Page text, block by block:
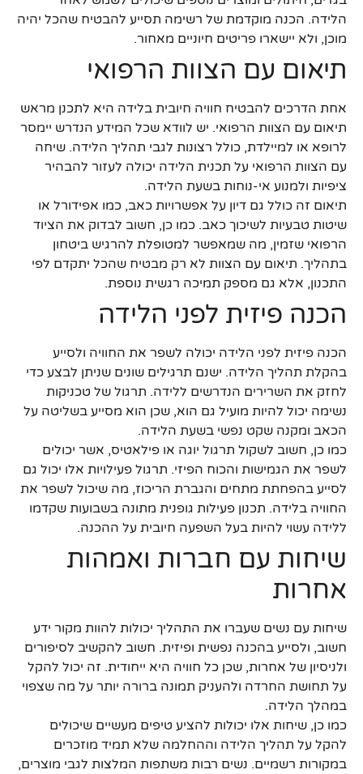
הלידה. הכנה מוקדמת של רשימה תסייע להבטיח שהכל יהיה
מוכן, ולא יישארו פריטים חיוניים מאחור.
תיאום עם הצוות הרפואי
אחת הדרכים להבטיח חוויה חיובית בלידה היא לתכנן מראש
תיאום עם הצוות הרפואי. יש לוודא שכל המידע הנדרש יימסר
לרופא או למיילדת, כולל רצונות לגבי תהליך הלידה. שיחה
עם הצוות הרפואי על תכנית הלידה יכולה לעזור להבהיר
ציפיות ולמנוע אי-נוחות בשעת הלידה.
תיאום זה כולל גם דיון על אפשרויות כאב, כמו אפידורל או
שיטות טבעיות לשיכוך כאב. כמו כן, חשוב לבדוק את הציוד
הרפואי שזמין, מה שמאפשר למטופלת להרגיש ביטחון
בתהליך. תיאום עם הצוות לא רק מבטיח שהכל יתקדם לפי
התכנון, אלא גם מספק תמיכה רגשית נוספת.
הכנה פיזית לפני הלידה
הכנה פיזית לפני הלידה יכולה לשפר את החוויה ולסייע
בהקלת תהליך הלידה. ישנם תרגילים שונים שניתן לבצע כדי
לחזק את השרירים הנדרשים ללידה. תרגול של טכניקות
נשימה יכול להיות מועיל גם הוא, שכן הוא מסייע בשליטה על
הכאב ומקנה שקט נפשי בשעת הלידה.
כמו כן, חשוב לשקול תרגול יוגה או פילאטיס, אשר יכולים
לשפר את הגמישות והכוח הפיזי. תרגול פעילויות אלו יכול גם
לסייע בהפחתת מתחים והגברת הריכוז, מה שיכול לשפר את
החוויה בלידה. תכנון פעילות גופנית מתונה בשבועות שקדמו
ללידה עשוי להיות בעל השפעה חיובית על ההכנה.
שיחות עם חברות ואמהות
אחרות
שיחות עם נשים שעברו את התהליך יכולות להוות מקור ידע
חשוב, ולסייע בהכנה נפשית ופיזית. חשוב להקשיב לסיפורים
ולניסיון של אחרות, שכן כל חוויה היא ייחודית. זה יכול להקל
על תחושת החרדה ולהעניק תמונה ברורה יותר על מה שצפוי
במהלך הלידה.
כמו כן, שיחות אלו יכולות להציע טיפים מעשיים שיכולים
להקל על תהליך הלידה וההחלמה שלא תמיד מוזכרים
במקורות רשמיים. נשים רבות משתפות המלצות לגבי מוצרים,